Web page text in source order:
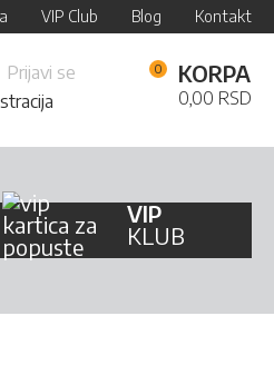
VIP Club Blog Kontakt
Prijavi se
KORPA
0,00 RSD
VIP
KLUB